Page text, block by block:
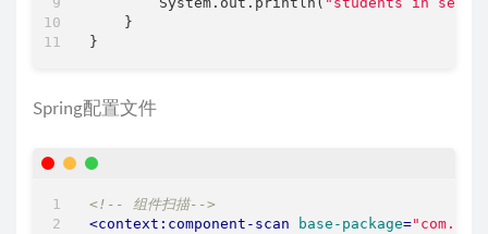
    }
Spring配置文件
<!-- 组件扫描-->
<context:component-scan base-package=